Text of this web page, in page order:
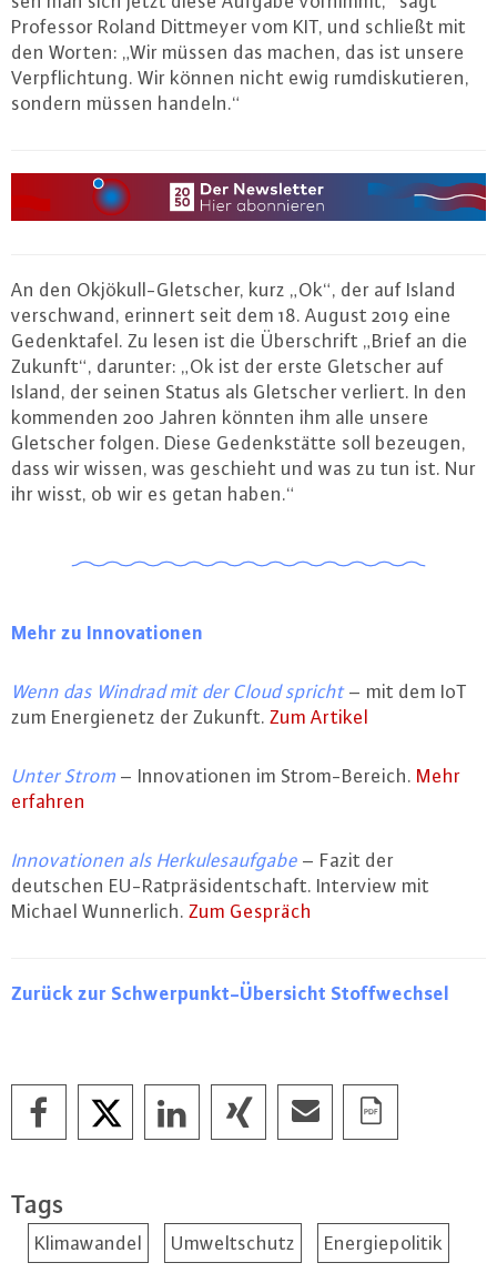
Professor Roland Dittmeyer vom KIT, und schließt mit
den Worten: „Wir müssen das machen, das ist unsere
Ver­pflich­tung. Wir können nicht ewig rum­dis­ku­tie­ren,
sondern müssen handeln.“
An den Ok­jökull-Glet­scher, kurz „Ok“, der auf Island
ver­schwand, erinnert seit dem 18. August 2019 eine
Ge­denk­ta­fel. Zu lesen ist die Über­schrift „Brief an die
Zukunft“, darunter: „Ok ist der erste Gletscher auf
Island, der seinen Status als Gletscher verliert. In den
kommenden 200 Jahren könnten ihm alle unsere
Gletscher folgen. Diese Ge­denk­stät­te soll bezeugen,
dass wir wissen, was geschieht und was zu tun ist. Nur
ihr wisst, ob wir es getan haben.“
Mehr zu In­no­va­tio­nen
Wenn das Windrad mit der Cloud spricht – mit dem IoT
zum En­er­gie­netz der Zukunft. Zum Artikel
Unter Strom – In­no­va­tio­nen im Strom-Be­reich. Mehr
erfahren
In­no­va­tio­nen als Her­ku­les­auf­ga­be – Fazit der
deutschen EU-Rat­prä­si­dent­schaft. Interview mit
Michael Wun­ner­lich. Zum Gespräch
Zurück zur Schwer­punkt-Über­sicht Stoff­wech­sel
Tags
Klimawandel Umweltschutz Energiepolitik